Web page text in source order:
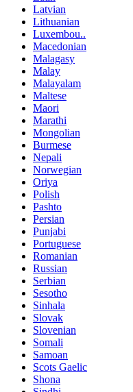
Latvian
Lithuanian
Luxembou..
Macedonian
Malagasy
Malay
Malayalam
Maltese
Maori
Marathi
Mongolian
Burmese
Nepali
Norwegian
Oriya
Polish
Pashto
Persian
Punjabi
Portuguese
Romanian
Russian
Serbian
Sesotho
Sinhala
Slovak
Slovenian
Somali
Samoan
Scots Gaelic
Shona